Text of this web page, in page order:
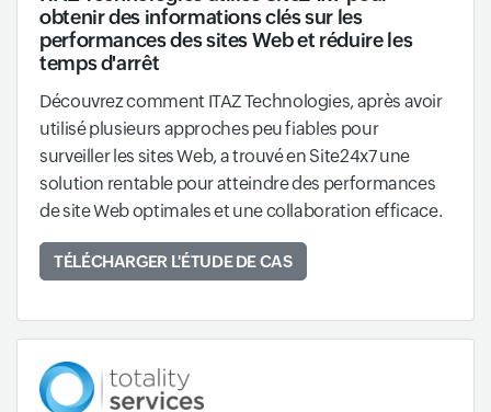
obtenir des informations clés sur les
performances des sites Web et réduire les
temps d'arrêt
Découvrez comment ITAZ Technologies, après avoir
utilisé plusieurs approches peu fiables pour
surveiller les sites Web, a trouvé en Site24x7 une
solution rentable pour atteindre des performances
de site Web optimales et une collaboration efficace.
TÉLÉCHARGER L'ÉTUDE DE CAS